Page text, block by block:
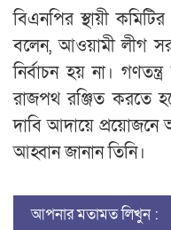
বিএনপির স্থায়ী
বলেন, আওয়ামী লীগ
নির্বাচন হয় না।
রাজপথ রঞ্জিত করতে
দাবি আদায়ে প্রয়োজনে
আহ্বান জানান তিনি।
আপনার মতামত লিখুন :